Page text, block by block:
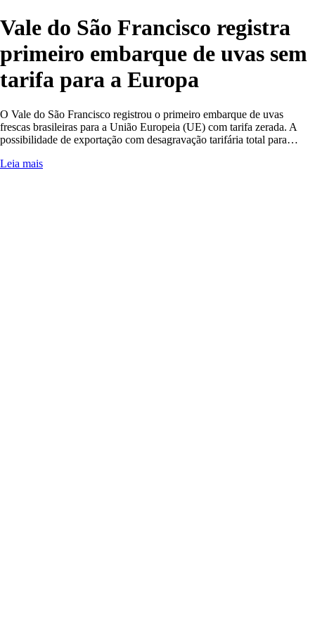
Vale do São Francisco registra
primeiro embarque de uvas sem
tarifa para a Europa
O Vale do São Francisco registrou o primeiro embarque de uvas
frescas brasileiras para a União Europeia (UE) com tarifa zerada. A
possibilidade de exportação com desagravação tarifária total para…
Leia mais